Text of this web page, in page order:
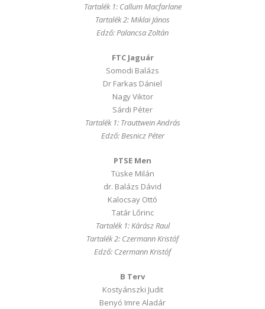
Tartalék 1: Callum Macfarlane
Tartalék 2: Miklai János
Edző: Palancsa Zoltán
FTC Jaguár
Somodi Balázs
Dr Farkas Dániel
Nagy Viktor
Sárdi Péter
Tartalék 1: Trauttwein András
Edző: Besnicz Péter
PTSE Men
Tüske Milán
dr. Balázs Dávid
Kalocsay Ottó
Tatár Lőrinc
Tartalék 1: Kárász Raul
Tartalék 2: Czermann Kristóf
Edző: Czermann Kristóf
B Terv
Kostyánszki Judit
Benyó Imre Aladár